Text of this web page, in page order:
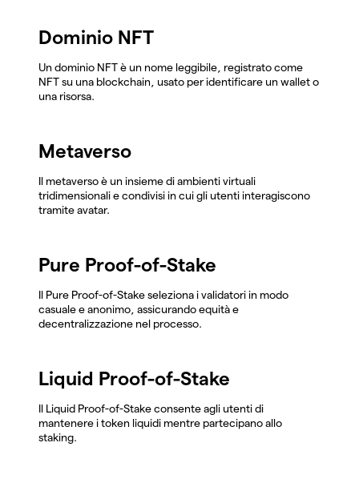
Dominio NFT
Un dominio NFT è un nome leggibile, registrato come
NFT su una blockchain, usato per identificare un wallet o
una risorsa.
Metaverso
Il metaverso è un insieme di ambienti virtuali
tridimensionali e condivisi in cui gli utenti interagiscono
tramite avatar.
Pure Proof-of-Stake
Il Pure Proof-of-Stake seleziona i validatori in modo
casuale e anonimo, assicurando equità e
decentralizzazione nel processo.
Liquid Proof-of-Stake
Il Liquid Proof-of-Stake consente agli utenti di
mantenere i token liquidi mentre partecipano allo
staking.